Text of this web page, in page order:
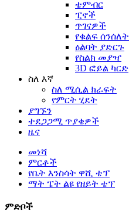
ቴምብር
ፒኖች
ጥገናዎች
የቁልፍ ሰንሰለት
ዕልባት ያድርጉ
የስልክ መያዣ
3D ፎይል ካርድ
ስለ እኛ
ስለ ሚሲል ክራፍት
የምርት ሂደት
ያግኙን
ተደጋጋሚ ጥያቄዎች
ዜና
መነሻ
ምርቶች
የቤት እንስሳት ዋሺ ቴፕ
ማት ፔት ልዩ የዘይት ቴፕ
ምድቦች